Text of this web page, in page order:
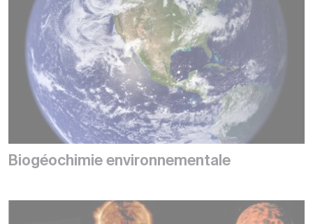
Biogéochimie environnementale